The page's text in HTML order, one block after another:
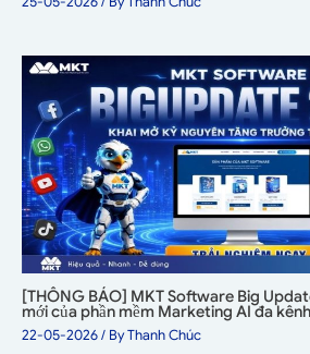
[THÔNG BÁO] MKT Software Big
mới của phần mềm Marketing AI đa kênh
22-05-2026/ ByThanh Chúc